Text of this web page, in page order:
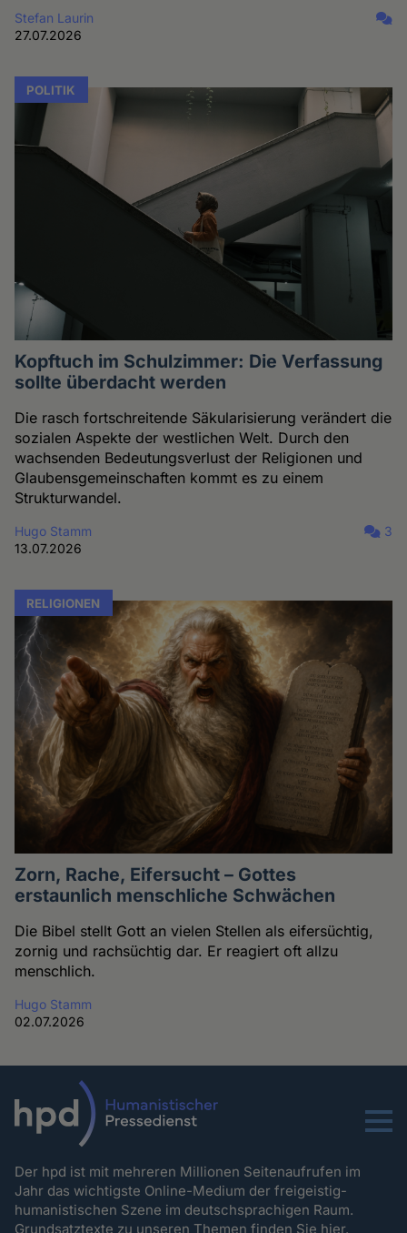
Stefan Laurin
27.07.2026
POLITIK
Kopftuch im Schulzimmer: Die Verfassung
sollte überdacht werden
Die rasch fortschreitende Säkularisierung verändert die
sozialen Aspekte der westlichen Welt. Durch den
wachsenden Bedeutungsverlust der Religionen und
Glaubensgemeinschaften kommt es zu einem
Strukturwandel.
Hugo Stamm
13.07.2026
3
RELIGIONEN
Zorn, Rache, Eifersucht – Gottes
erstaunlich menschliche Schwächen
Die Bibel stellt Gott an vielen Stellen als eifersüchtig,
zornig und rachsüchtig dar. Er reagiert oft allzu
menschlich.
Hugo Stamm
02.07.2026
Menu
Der hpd ist mit mehreren Millionen Seitenaufrufen im
Jahr das wichtigste Online-Medium der freigeistig-
humanistischen Szene im deutschsprachigen Raum.
Grundsatztexte zu unseren Themenfinden Sie hier.